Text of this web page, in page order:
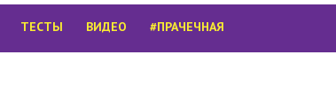
ТЕСТЫ ВИДЕО #ПРАЧЕЧНАЯ